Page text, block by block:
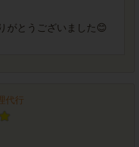
がとうございました😊
代行